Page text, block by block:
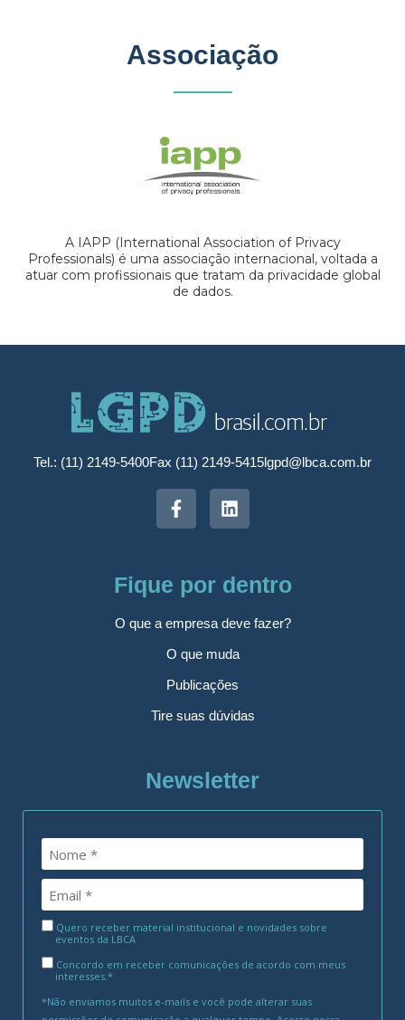
Associação
A IAPP (International Association of Privacy
Professionals) é uma associação internacional, voltada a
atuar com profissionais que tratam da privacidade global
de dados.
Tel.: (11) 2149-5400Fax (11) 2149-5415lgpd@lbca.com.br
Fique por dentro
O que a empresa deve fazer?
O que muda
Publicações
Tire suas dúvidas
Newsletter
Quero receber material institucional e novidades sobre
eventos da LBCA
Concordo em receber comunicações de acordo com meus
interesses.*
*Não enviamos muitos e-mails e você pode alterar suas